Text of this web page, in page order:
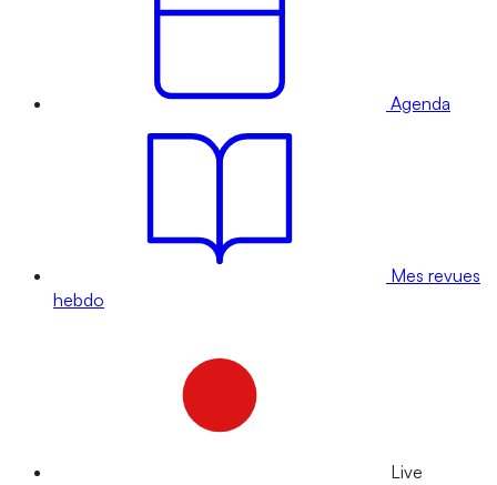
Agenda
Mes revues
hebdo
Live